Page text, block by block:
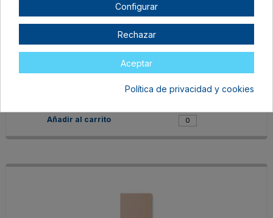
CAFÉ
En stock
Configurar
Rechazar
Aceptar
Política de privacidad y cookies